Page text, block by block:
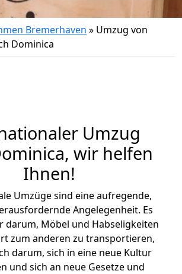
Bremerhaven » Umzug von
Dominica
Umzug
wir helfen
Ihnen!
Umzüge sind eine aufregende,
Angelegenheit. Es
darum, Möbel und Habseligkeiten
zum anderen zu transportieren,
darum, sich in eine neue Kultur
und sich an neue Gesetze und